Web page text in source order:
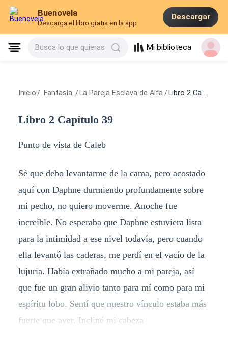
Buenovela
Descarga el libro gratis en la app
Descargar
Busca lo que quieras Mi biblioteca
Inicio / Fantasía / La Pareja Esclava de Alfa / Libro 2 Capítulo 39
Libro 2 Capítulo 39
Punto de vista de Caleb
Sé que debo levantarme de la cama, pero acostado
aquí con Daphne durmiendo profundamente sobre
mi pecho, no quiero moverme. Anoche fue
increíble. No esperaba que Daphne estuviera lista
para la intimidad a ese nivel todavía, pero cuando
ella levantó las caderas, me perdí en el vacío de la
lujuria. Había extrañado mucho a mi pareja, así
que fue un gran alivio tanto para mí como para mi
espíritu lobo. Sentí que nuestro vínculo estaba más
fuerte que ayer. Incliné mi cabeza